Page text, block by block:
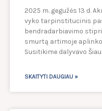
2025 m. gegužės 13 d.
vyko tarpinstitucinis
bendradarbiavimo
smurtą artimoje
Susitikime dalyvavo
SKAITYTI DAUGIAU »